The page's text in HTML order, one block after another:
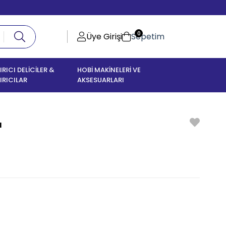
Üye Girişi Sepetim
0
DELİCİLER &
HOBİ MAKİNELERİ VE
AKSESUARLARI